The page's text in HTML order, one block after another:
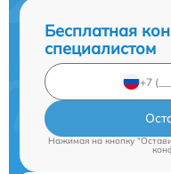
Бесплатная
специалистом
Нажимая на кнопку